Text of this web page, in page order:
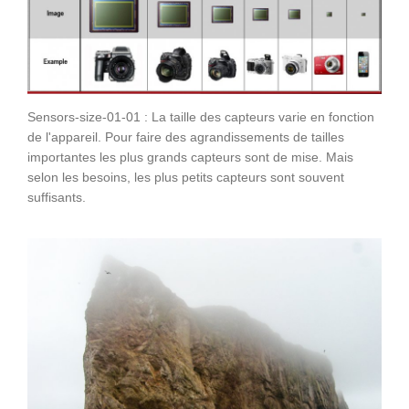
Sensors-size-01-01 : La taille des capteurs varie en fonction
de l'appareil. Pour faire des agrandissements de tailles
importantes les plus grands capteurs sont de mise. Mais
selon les besoins, les plus petits capteurs sont souvent
suffisants.